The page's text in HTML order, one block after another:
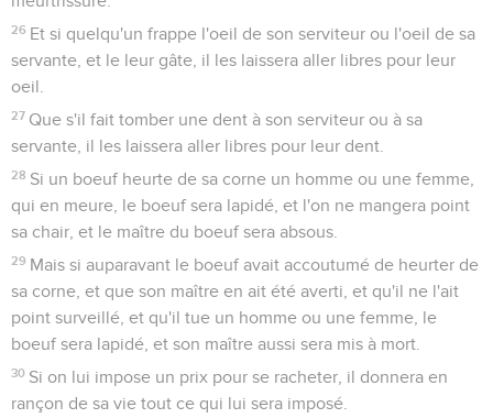
26 Et si quelqu'un frappe l'oeil de son serviteur ou l'oeil de sa
servante, et le leur gâte, il les laissera aller libres pour leur
oeil.
27 Que s'il fait tomber une dent à son serviteur ou à sa
servante, il les laissera aller libres pour leur dent.
28 Si un boeuf heurte de sa corne un homme ou une femme,
qui en meure, le boeuf sera lapidé, et l'on ne mangera point
sa chair, et le maître du boeuf sera absous.
29 Mais si auparavant le boeuf avait accoutumé de heurter de
sa corne, et que son maître en ait été averti, et qu'il ne l'ait
point surveillé, et qu'il tue un homme ou une femme, le
boeuf sera lapidé, et son maître aussi sera mis à mort.
30 Si on lui impose un prix pour se racheter, il donnera en
rançon de sa vie tout ce qui lui sera imposé.